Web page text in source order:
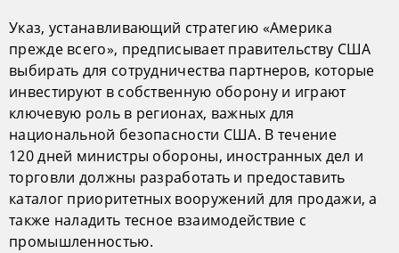
Указ, устанавливающий стратегию «Америка
прежде всего», предписывает правительству США
выбирать для сотрудничества партнеров, которые
инвестируют в собственную оборону и играют
ключевую роль в регионах, важных для
национальной безопасности США. В течение
120 дней министры обороны, иностранных дел и
торговли должны разработать и предоставить
каталог приоритетных вооружений для продажи, а
также наладить тесное взаимодействие с
промышленностью.